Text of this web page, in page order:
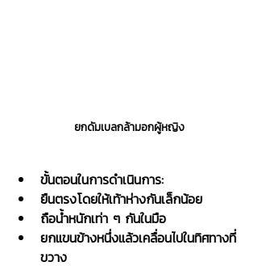
ยกดัมเบลกล้ามอกผู้หญิง
ขั้นตอนในการดำเนินการ:
ยืนตรงโดยให้เท้าห่างกันเล็กน้อย
ถือน้ำหนักเท่า ๆ กันในมือ
ยกแขนข้างหนึ่งแล้วเคลื่อนไปในทิศทางที่
ขวาง